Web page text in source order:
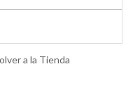
a la Tienda